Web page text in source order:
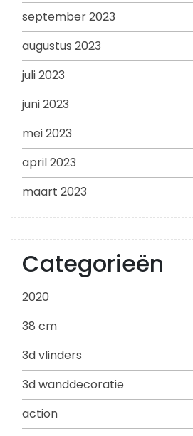
september 2023
augustus 2023
juli 2023
juni 2023
mei 2023
april 2023
maart 2023
Categorieën
2020
38 cm
3d vlinders
3d wanddecoratie
action